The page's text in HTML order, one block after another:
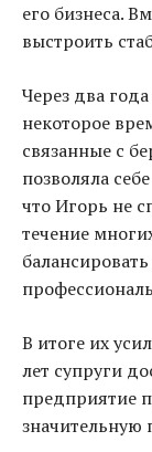
его бизнеса.
выстроить
Через два
некоторое
связанные с
позволяла
что Игорь не
течение
В итоге их
лет супруги
предприятие
значительную